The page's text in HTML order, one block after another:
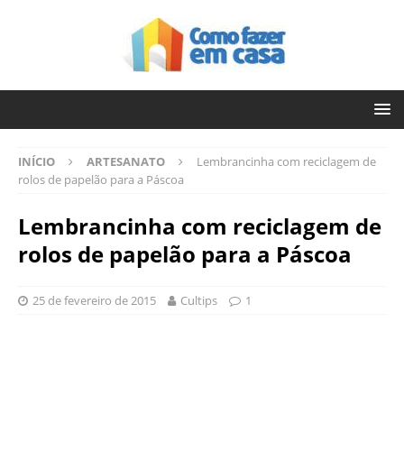
INÍCIO ARTESANATO
Lembrancinha com reciclagem de
rolos de papelão para a Páscoa
Lembrancinha com reciclagem de
rolos de papelão para a Páscoa
25 de fevereiro de 2015 Cultips 1